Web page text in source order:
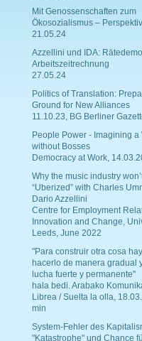
Mit Genossenschaften zum
Ökosozialismus –
21.05.24
Azzellini und IDA:
Arbeitszeitrechnung
27.05.24
Politics of Translation:
Ground for New Alliances
11.10.23, BG Berliner
People Power - Imagining a
without Bosses
Democracy at Work,
Why the music industry
“Uberized” with Charles
Dario Azzellini
Centre for Employment
Innovation and Change,
Leeds, June 2022
"Para construir otra cosa
hacerlo de manera gradual
lucha fuerte y permanente"
hala bedi. Arabako
Librea / Suelta la olla,
min
System-Fehler des
"Katastrophe" und Chance